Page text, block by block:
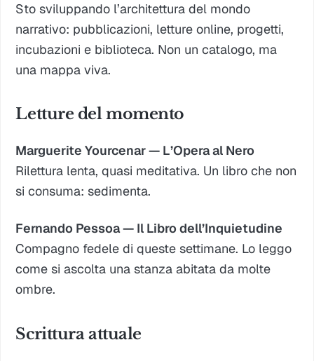
Sto sviluppando l’architettura del mondo
narrativo: pubblicazioni, letture online, progetti,
incubazioni e biblioteca. Non un catalogo, ma
una mappa viva.
Letture del momento
Marguerite Yourcenar — L’Opera al Nero
Rilettura lenta, quasi meditativa. Un libro che non
si consuma: sedimenta.
Fernando Pessoa — Il Libro dell’Inquietudine
Compagno fedele di queste settimane. Lo leggo
come si ascolta una stanza abitata da molte
ombre.
Scrittura attuale